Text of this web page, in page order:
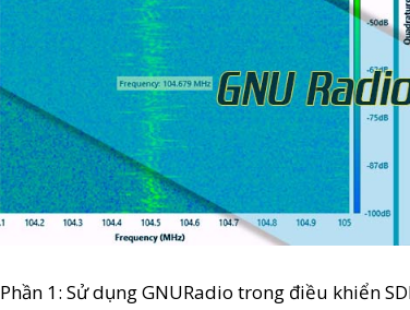
Phần 1: Sử dụng GNURadio trong điều khiển